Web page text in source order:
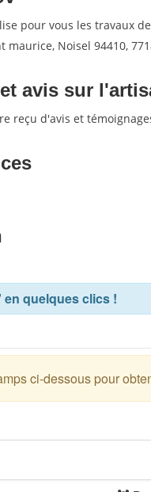
pour vous les travaux
Noisel 94410,
avis sur
reçu d'avis et